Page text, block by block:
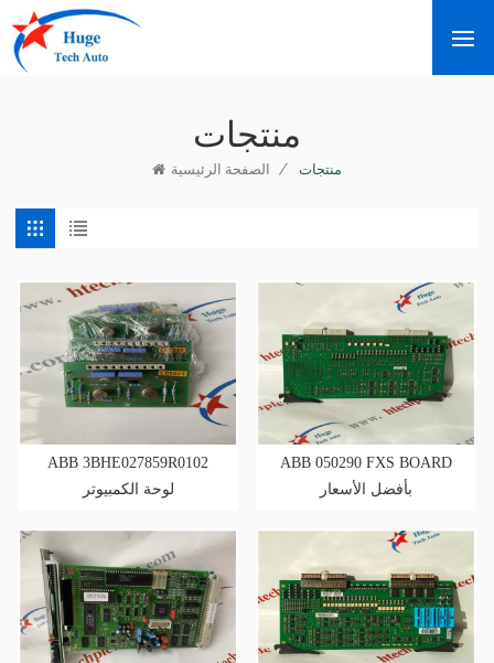
منتجات
الصفحة الرئيسية / منتجات
ABB 3BHE027859R0102
لوحة الكمبيوتر
ABB 050290 FXS BOARD
بأفضل الأسعار